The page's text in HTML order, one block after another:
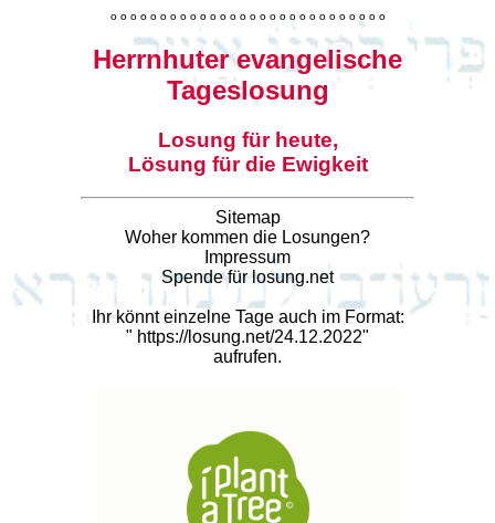
o o o o o o o o o o o o o o o o o o o o o o o o o o o o
Herrnhuter evangelische
Tageslosung
Losung für heute,
Lösung für die Ewigkeit
Sitemap
Woher kommen die Losungen?
Impressum
Spende für losung.net
Ihr könnt einzelne Tage auch im Format:
" https://losung.net/24.12.2022"
aufrufen.